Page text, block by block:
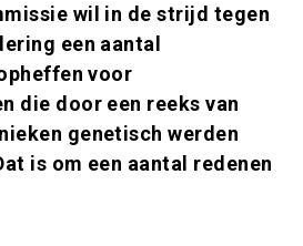
wil in de strijd tegen
een aantal
voor
die door een reeks van
genetisch werden
is om een aantal redenen